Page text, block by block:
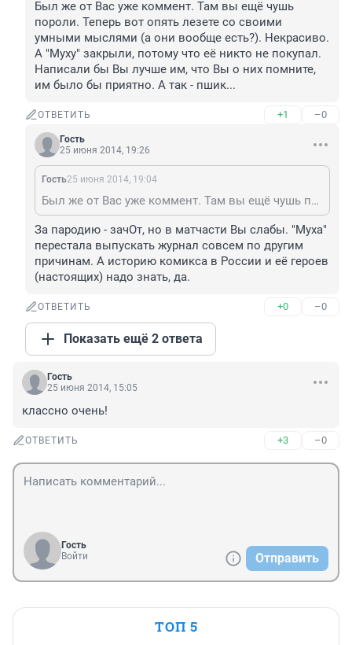
Был же от Вас уже коммент. Там вы ещё чушь
пороли. Теперь вот опять лезете со своими
умными мыслями (а они вообще есть?). Некрасиво.
А "Муху" закрыли, потому что её никто не покупал.
Написали бы Вы лучше им, что Вы о них помните,
им было бы приятно. А так - пшик...
ОТВЕТИТЬ +1 –0
Гость
25 июня 2014, 19:26
Гость25 июня 2014, 19:04
Был же от Вас уже коммент. Там вы ещё чушь пороли. Теперь вот опять лезете со своими умными мыслями (а они вообще есть?). Некрасиво. А "Муху" закрыли, потому что её никто не покупал. Написали бы Вы лучше им, что Вы о них помните, им было бы приятно. А так - пшик...
За пародию - зачОт, но в матчасти Вы слабы. "Муха"
перестала выпускать журнал совсем по другим
причинам. А историю комикса в России и её героев
(настоящих) надо знать, да.
ОТВЕТИТЬ +0 –0
Показать ещё 2 ответа
Гость
25 июня 2014, 15:05
классно очень!
ОТВЕТИТЬ +3 –0
Гость
Войти
Отправить
ТОП 5